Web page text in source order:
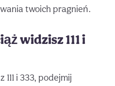
twoich pragnień.
widzisz 111 i
i 333, podejmij